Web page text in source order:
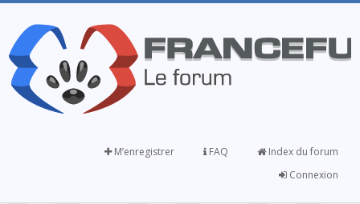
Index du forum
FAQ
M’enregistrer
Connexion